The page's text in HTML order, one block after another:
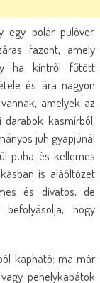
egy polár pulóver.
fazont, amely
ha kintről fűtött
és ára nagyon
amelyek az
kasmírból,
juh gyapjúnál
puha és kellemes
is aláöltözet
és divatos, de
hogy
kapható: ma már
pehelykabátok